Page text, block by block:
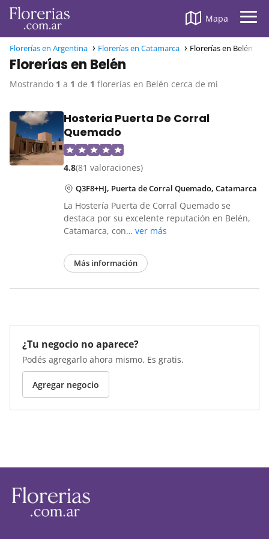
Mapa
Florerías en Argentina Florerías en Catamarca Florerías en Belén
Florerías en Belén
Mostrando 1 a 1 de 1 florerías en Belén cerca de mi
Hosteria Puerta De Corral
Quemado
4.8(81 valoraciones)
Q3F8+HJ, Puerta de Corral Quemado, Catamarca
La Hostería Puerta de Corral Quemado se
destaca por su excelente reputación en Belén,
Catamarca, con… ver más
Más información
¿Tu negocio no aparece?
Podés agregarlo ahora mismo. Es gratis.
Agregar negocio